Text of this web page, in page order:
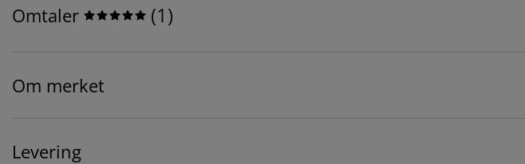
Omtaler (1)
Om merket
Levering